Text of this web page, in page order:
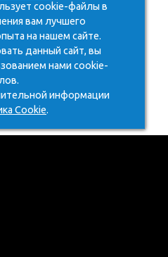
cookie-файлы в
вам лучшего
на нашем сайте.
данный сайт, вы
нами cookie-
информации
Cookie.